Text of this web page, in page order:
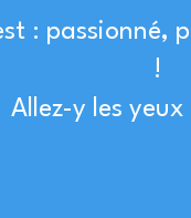
: passionné,
!
Allez-y les yeux